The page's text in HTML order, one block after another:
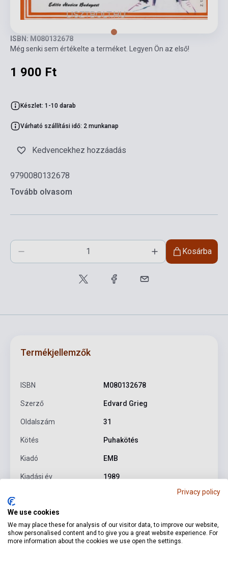
ISBN: M080132678
Még senki sem értékelte a terméket. Legyen Ön az első!
1 900 Ft
Készlet: 1-10 darab
Várható szállítási idő: 2 munkanap
Kedvencekhez hozzáadás
9790080132678
Tovább olvasom
Kosárba
Termékjellemzők
ISBN M080132678
Szerző Edvard Grieg
Oldalszám 31
Kötés Puhakötés
Kiadó EMB
Kiadási év 1989
Nyelv
Privacy policy
We use cookies
We may place these for analysis of our visitor data, to improve our website,
show personalised content and to give you a great website experience. For
more information about the cookies we use open the settings.